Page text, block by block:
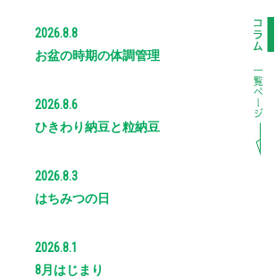
2026.8.8
お盆の時期の体調管理
2026.8.6
ひきわり納豆と粒納豆
2026.8.3
はちみつの日
2026.8.1
8月はじまり